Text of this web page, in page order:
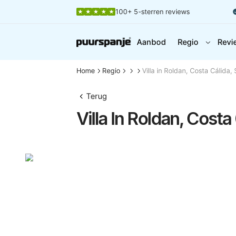
100+ 5-sterren reviews
Aanbod Regio
Home Regio Villa in Roldan, Costa Cálida,
Terug
Villa In Roldan,